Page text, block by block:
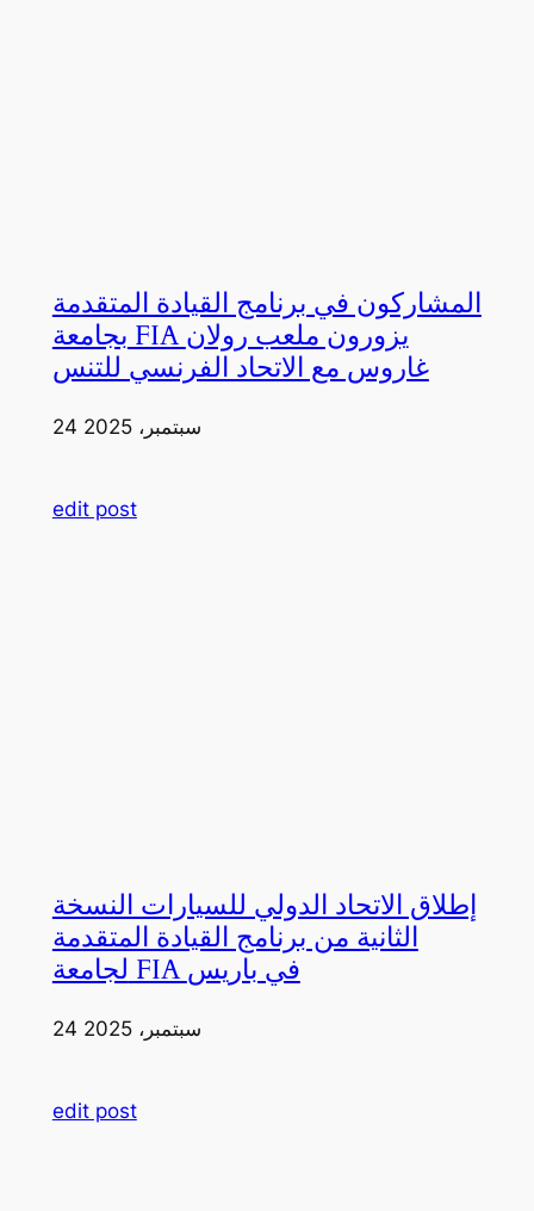
المشاركون في برنامج القيادة المتقدمة
بجامعة FIA يزورون ملعب رولان
غاروس مع الاتحاد الفرنسي للتنس
24 سبتمبر، 2025
edit post
إطلاق الاتحاد الدولي للسيارات النسخة
الثانية من برنامج القيادة المتقدمة
لجامعة FIA في باريس
24 سبتمبر، 2025
edit post